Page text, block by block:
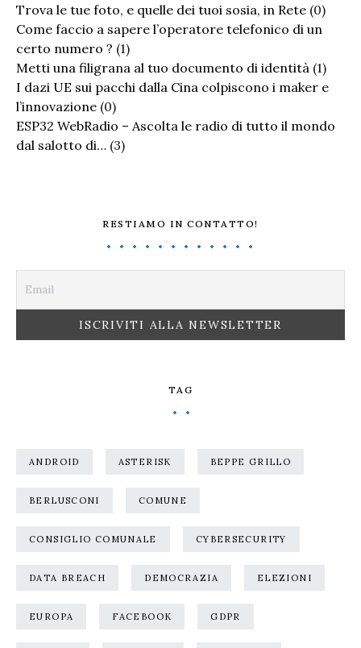
Trova le tue foto, e quelle dei tuoi sosia, in Rete (0)
Come faccio a sapere l’operatore telefonico di un
certo numero ? (1)
Metti una filigrana al tuo documento di identità (1)
I dazi UE sui pacchi dalla Cina colpiscono i maker e
l’innovazione (0)
ESP32 WebRadio – Ascolta le radio di tutto il mondo
dal salotto di… (3)
RESTIAMO IN CONTATTO!
TAG
ANDROID ASTERISK BEPPE GRILLO
BERLUSCONI COMUNE
CONSIGLIO COMUNALE CYBERSECURITY
DATA BREACH DEMOCRAZIA ELEZIONI
EUROPA FACEBOOK GDPR